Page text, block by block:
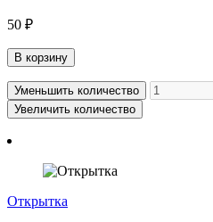
50 ₽
В корзину
Уменьшить количество
Увеличить количество
Открытка